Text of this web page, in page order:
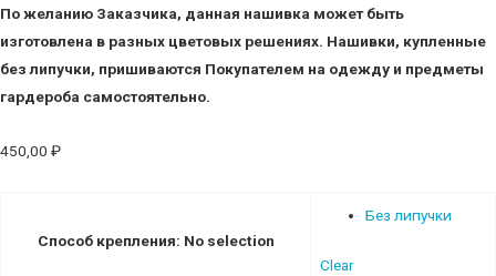
По желанию Заказчика, данная нашивка может быть
изготовлена в разных цветовых решениях. Нашивки, купленные
без липучки, пришиваются Покупателем на одежду и предметы
гардероба самостоятельно.
450,00 ₽
Способ крепления: No selection
Без липучки
Clear